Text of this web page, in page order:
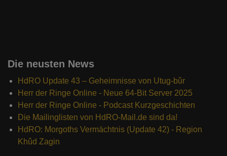
Die neusten News
HdRO Update 43 – Geheimnisse von Utug-bûr
Herr der Ringe Online - Neue 64-Bit Server 2025
Herr der Ringe Online - Podcast Kurzgeschichten
Die Mailinglisten von HdRO-Mail.de sind da!
HdRO: Morgoths Vermächtnis (Update 42) - Region
Khûd Zagin